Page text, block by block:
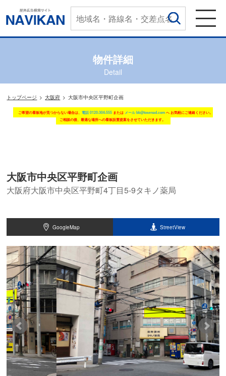
物件詳細
Detail
トップページ 大阪府 大阪市中央区平野町企画
ご希望の看板地が見つからない場合は、 電話 0120-304-555 または メール bb@tosenad.com へ お気軽にご連絡ください。
ご相談の後、最適な場所への看板設置提案をさせていただきます。
大阪市中央区平野町企画
大阪府大阪市中央区平野町4丁目5-9タキノ薬局
GoogleMap StreetView